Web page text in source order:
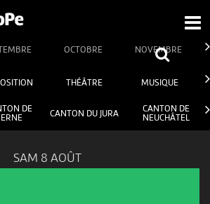
OCTOBRE NOVEMBRE
THÉÂTRE MUSIQUE
DE
CANTON DU JURA
CANTON DE
NEUCHÂTEL
SAM 8 AOÛT